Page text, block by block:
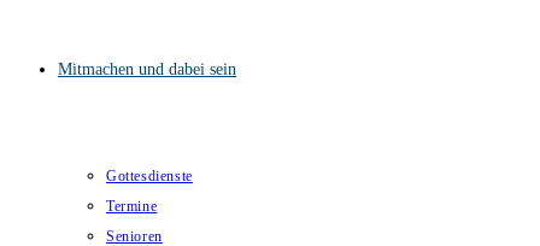
Mitmachen und dabei sein
Gottesdienste
Termine
Senioren